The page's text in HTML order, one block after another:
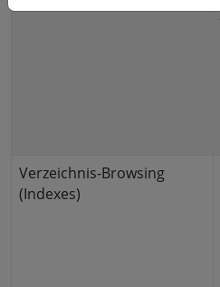
Verzeichnis-Browsing
(Indexes)